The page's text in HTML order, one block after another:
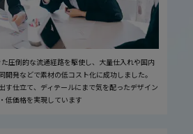
圧倒的な流通経路を駆使し、大量仕入れや国内
開発などで素材の低コスト化に成功しました。
す仕立て、ディテールにまで気を配ったデザイン
低価格を実現しています